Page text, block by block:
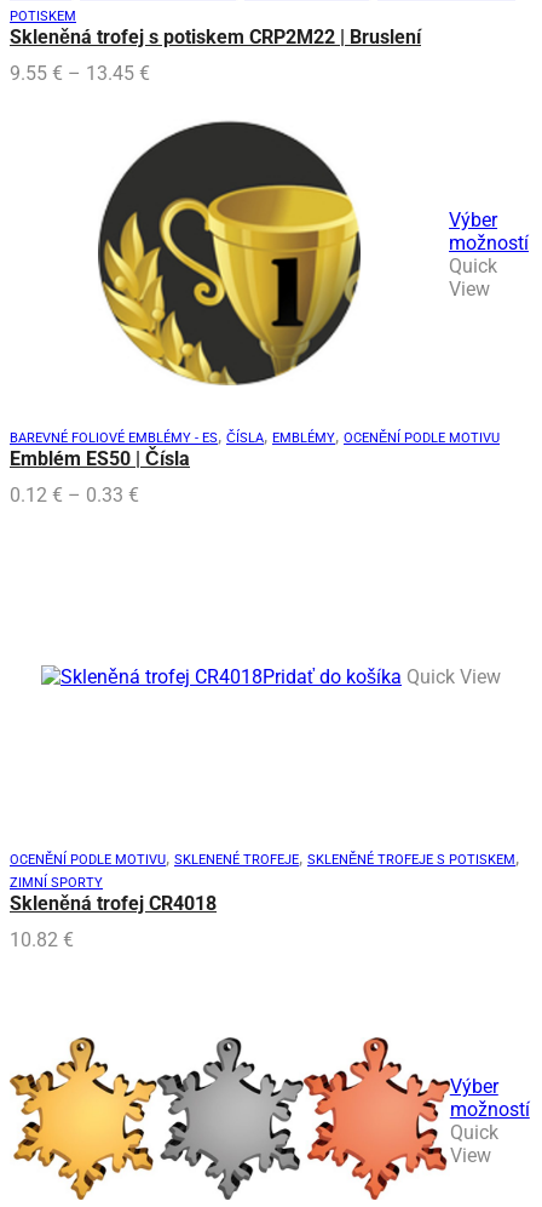
POTISKEM
Skleněná trofej s potiskem CRP2M22 | Bruslení
9.55 € – 13.45 €
9.55 €
through
Výber
možností
Tento
produkt
vybrať
Quick
View
BAREVNÉ FOLIOVÉ EMBLÉMY - ES, ČÍSLA, EMBLÉMY, OCENĚNÍ PODLE MOTIVU
Emblém ES50 | Čísla
0.12 € – 0.33 €
Pridať do košíka Quick View
OCENĚNÍ PODLE MOTIVU, SKLENENÉ TROFEJE, SKLENĚNÉ TROFEJE S POTISKEM,
ZIMNÍ SPORTY
Skleněná trofej CR4018
10.82 €
Výber
možností
Tento
produkt
Quick
View